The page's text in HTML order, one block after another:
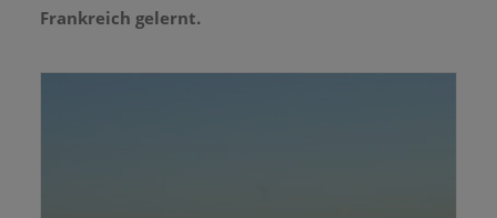
Frankreich gelernt.